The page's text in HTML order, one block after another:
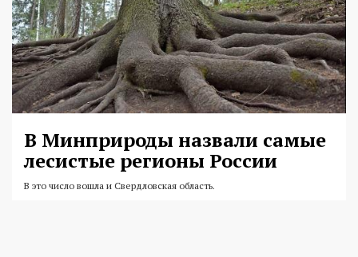
В Минприроды назвали самые
лесистые регионы России
В это число вошла и Свердловская область.